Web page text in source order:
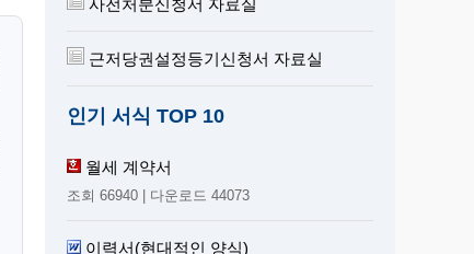
사전처분신청서 자료실
근저당권설정등기신청서 자료실
인기 서식 TOP 10
월세 계약서
조회 66940 | 다운로드 44073
이력서(현대적인 양식)